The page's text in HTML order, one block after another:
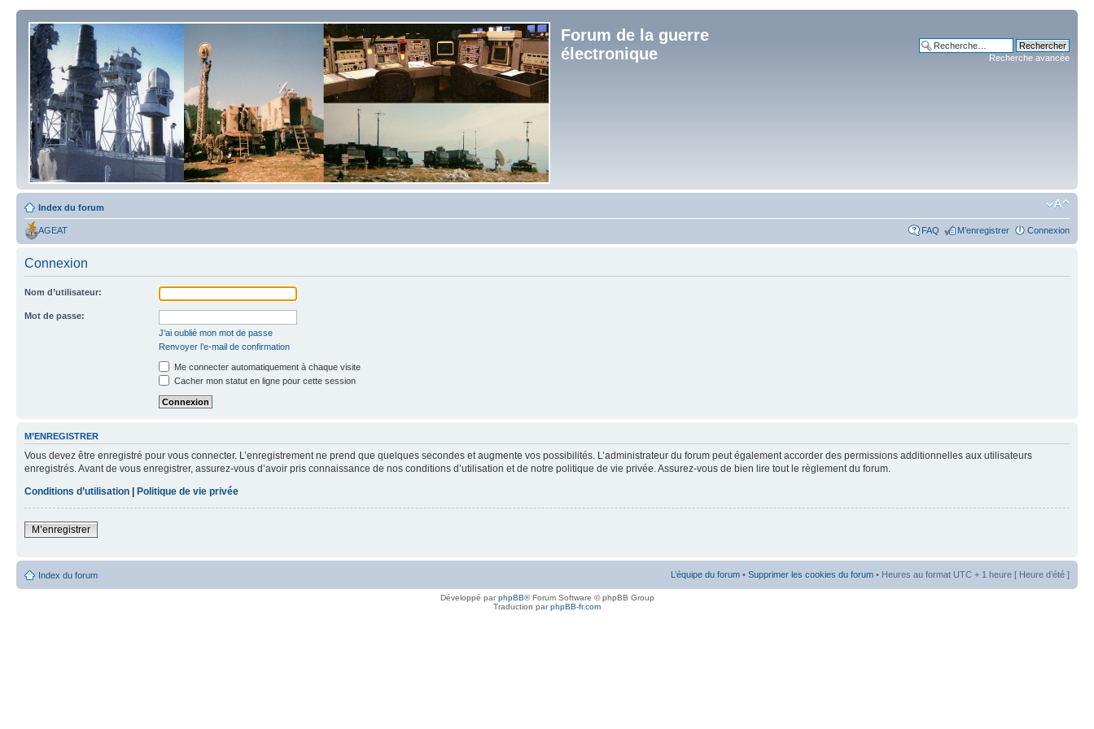
Forum de la guerre
électronique
Recherche avancée
Index du forum
AGEAT FAQ M’enregistrer Connexion
Connexion
Nom d’utilisateur:
Mot de passe:
J’ai oublié mon mot de passe
Renvoyer l’e-mail de confirmation
Me connecter automatiquement à chaque visite
Cacher mon statut en ligne pour cette session
M’ENREGISTRER
Vous devez être enregistré pour vous connecter. L’enregistrement ne prend que quelques secondes et augmente vos possibilités. L’administrateur du forum peut également accorder des permissions additionnelles aux utilisateurs
enregistrés. Avant de vous enregistrer, assurez-vous d’avoir pris connaissance de nos conditions d’utilisation et de notre politique de vie privée. Assurez-vous de bien lire tout le règlement du forum.
Conditions d’utilisation | Politique de vie privée
M’enregistrer
Index du forum L’équipe du forum • Supprimer les cookies du forum • Heures au format UTC + 1 heure [ Heure d’été ]
Développé parphpBB® Forum Software © phpBB Group
Traduction parphpBB-fr.com